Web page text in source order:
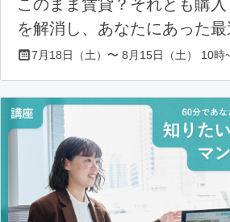
このまま賃貸？それとも購
を解消し、あなたにあった
7月18日（土）〜 8月15日（土） 10時